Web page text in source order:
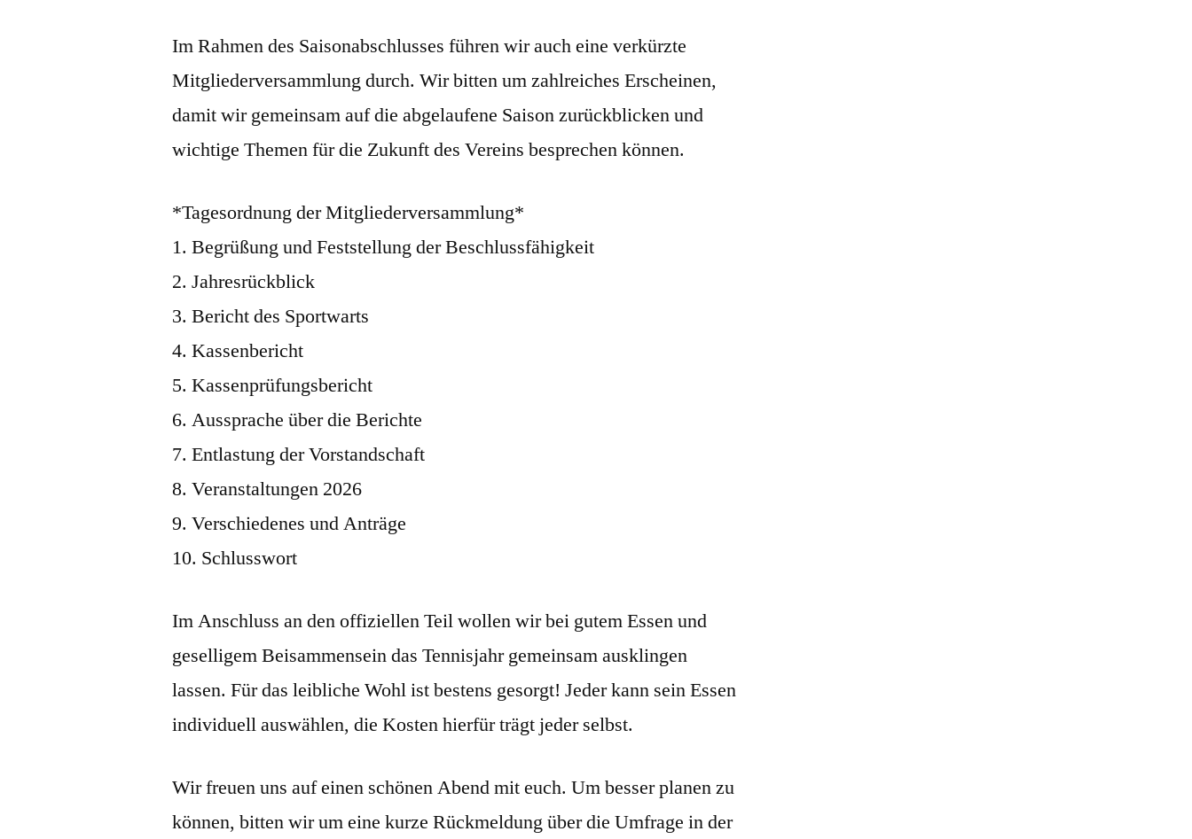
Im Rahmen des Saisonabschlusses führen wir auch eine verkürzte
Mitgliederversammlung durch. Wir bitten um zahlreiches Erscheinen,
damit wir gemeinsam auf die abgelaufene Saison zurückblicken und
wichtige Themen für die Zukunft des Vereins besprechen können.
*Tagesordnung der Mitgliederversammlung*
1. Begrüßung und Feststellung der Beschlussfähigkeit
2. Jahresrückblick
3. Bericht des Sportwarts
4. Kassenbericht
5. Kassenprüfungsbericht
6. Aussprache über die Berichte
7. Entlastung der Vorstandschaft
8. Veranstaltungen 2026
9. Verschiedenes und Anträge
10. Schlusswort
Im Anschluss an den offiziellen Teil wollen wir bei gutem Essen und
geselligem Beisammensein das Tennisjahr gemeinsam ausklingen
lassen. Für das leibliche Wohl ist bestens gesorgt! Jeder kann sein Essen
individuell auswählen, die Kosten hierfür trägt jeder selbst.
Wir freuen uns auf einen schönen Abend mit euch. Um besser planen zu
können, bitten wir um eine kurze Rückmeldung über die Umfrage in der